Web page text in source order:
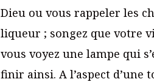
Dieu ou vous rappeler les
liqueur ; songez que votre
vous voyez une lampe qui
finir ainsi. A l’aspect d’une